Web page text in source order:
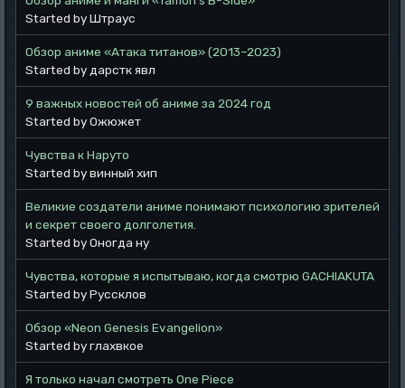
Started by Штраус
Обзор аниме «Атака титанов» (2013–2023)
Started by дарстк явл
9 важных новостей об аниме за 2024 год
Started by Ожюжет
Чувства к Наруто
Started by винный хип
Великие создатели аниме понимают психологию зрителей
и секрет своего долголетия.
Started by Оногда ну
Чувства, которые я испытываю, когда смотрю GACHIAKUTA
Started by Руссклов
Обзор «Neon Genesis Evangelion»
Started by глахвкое
Я только начал смотреть One Piece